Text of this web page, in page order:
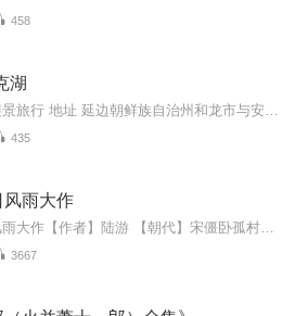
458
湖
435
风雨大作
3667